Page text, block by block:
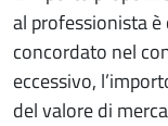
al professionista
concordato nel
eccessivo,
del valore di